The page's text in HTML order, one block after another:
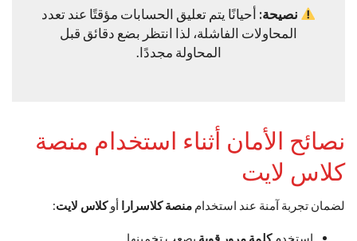
نصيحة: أحيانًا يتم تعليق الحسابات مؤقتًا عند تعدد
المحاولات الفاشلة، لذا انتظر بضع دقائق قبل
المحاولة مجددًا.
نصائح الأمان أثناء استخدام منصة
كلاس لايت
لضمان تجربة آمنة عند استخدام منصة كلاسرارا أوكلاس لايت:
استخدمكلمة مرور قوية يصعب تخمينها.